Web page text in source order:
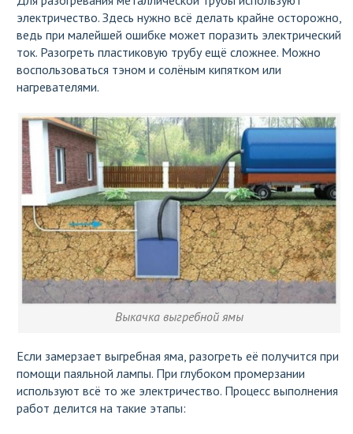
электричество. Здесь нужно всё делать крайне осторожно,
ведь при малейшей ошибке может поразить электрический
ток. Разогреть пластиковую трубу ещё сложнее. Можно
воспользоваться тэном и солёным кипятком или
нагревателями.
Выкачка выгребной ямы
Если замерзает выгребная яма, разогреть её получится при
помощи паяльной лампы. При глубоком промерзании
используют всё то же электричество. Процесс выполнения
работ делится на такие этапы: